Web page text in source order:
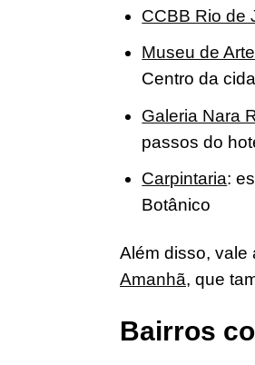
CCBB Rio de
Museu de
Centro da
Galeria Nara
passos do
Carpintaria:
Botânico
Além disso, vale
Amanhã, que
Bairros